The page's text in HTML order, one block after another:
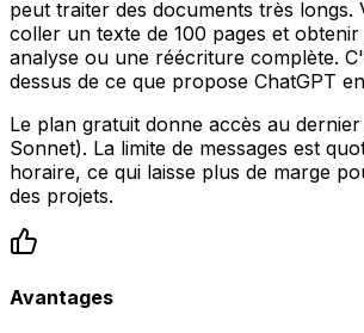
peut traiter des documents très longs.
coller un texte de 100 pages et
analyse ou une réécriture complète.
dessus de ce que propose ChatGPT
Le plan gratuit donne accès au
Sonnet). La limite de messages est
horaire, ce qui laisse plus de marge
des projets.
Avantages